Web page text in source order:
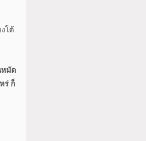
โต้
หมัด
ร่ ก็